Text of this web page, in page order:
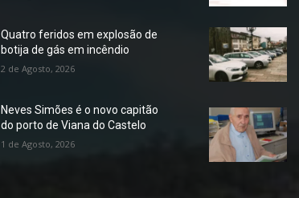
Quatro feridos em explosão de
botija de gás em incêndio
2 de Agosto, 2026
Neves Simões é o novo capitão
do porto de Viana do Castelo
1 de Agosto, 2026